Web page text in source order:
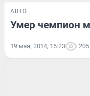
АВТО
Умер чемпион
19 мая, 2014, 16:23 205